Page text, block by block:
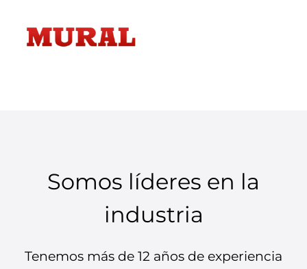
Somos líderes en la
industria
Tenemos más de 12 años de experiencia